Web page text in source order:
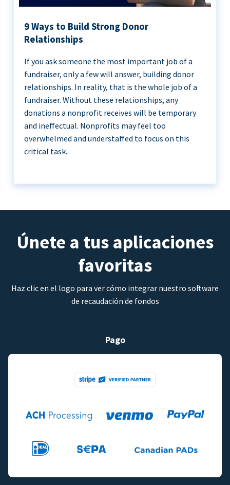
9 Ways to Build Strong Donor
Relationships
If you ask someone the most important job of a
fundraiser, only a few will answer, building donor
relationships. In reality, that is the whole job of a
fundraiser. Without these relationships, any
donations a nonprofit receives will be temporary
and ineffectual. Nonprofits may feel too
overwhelmed and understaffed to focus on this
critical task.
Únete a tus aplicaciones
favoritas
Haz clic en el logo para ver cómo integrar nuestro software
de recaudación de fondos
Pago